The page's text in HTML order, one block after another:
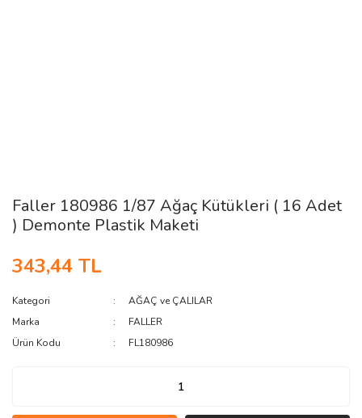
Faller 180986 1/87 Ağaç Kütükleri ( 16 Adet
) Demonte Plastik Maketi
343,44 TL
Kategori
AĞAÇ ve ÇALILAR
Marka
FALLER
Ürün Kodu
FL180986